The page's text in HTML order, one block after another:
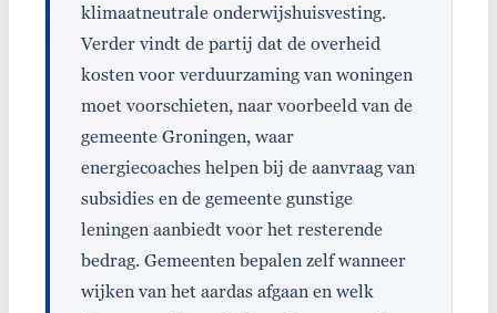
klimaatneutrale onderwijshuisvesting.
Verder vindt de partij dat de overheid
kosten voor verduurzaming van woningen
moet voorschieten, naar voorbeeld van de
gemeente Groningen, waar
energiecoaches helpen bij de aanvraag van
subsidies en de gemeente gunstige
leningen aanbiedt voor het resterende
bedrag. Gemeenten bepalen zelf wanneer
wijken van het aardas afgaan en welk